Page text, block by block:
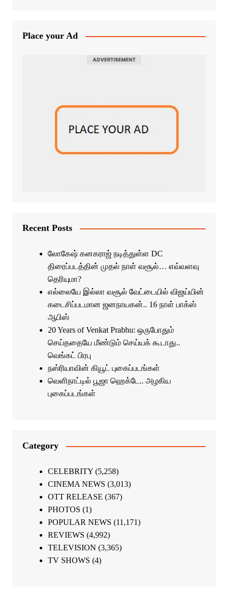
Place your Ad
Recent Posts
லோகேஷ் கனகராஜ் நடித்துள்ள DC
திரைப்படத்தின் முதல் நாள் வசூல்… எவ்வளவு
தெரியுமா?
எல்லையே இல்லா வசூல் வேட்டையில் விஜய்யின்
கடைசிப்படமான ஜனநாயகன்.. 16 நாள் பாக்ஸ்
ஆபிஸ்
20 Years of Venkat Prabhu: ஒருபோதும்
செய்ததையே மீண்டும் செய்யக் கூடாது..
வெங்கட் பிரபு
நஸ்ரியாவின் கியூட் புகைப்படங்கள்
வெளிநாட்டில் பூஜா ஹெக்டே.. அழகிய
புகைப்படங்கள்
Category
CELEBRITY(5,258)
CINEMA NEWS (3,013)
OTT RELEASE (367)
PHOTOS (1)
POPULAR NEWS (11,171)
REVIEWS (4,992)
TELEVISION (3,365)
TV SHOWS (4)